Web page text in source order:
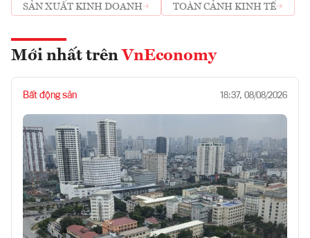
SẢN XUẤT KINH DOANH TOÀN CẢNH KINH TẾ
Mới nhất trên VnEconomy
Bất động sản 18:37, 08/08/2026